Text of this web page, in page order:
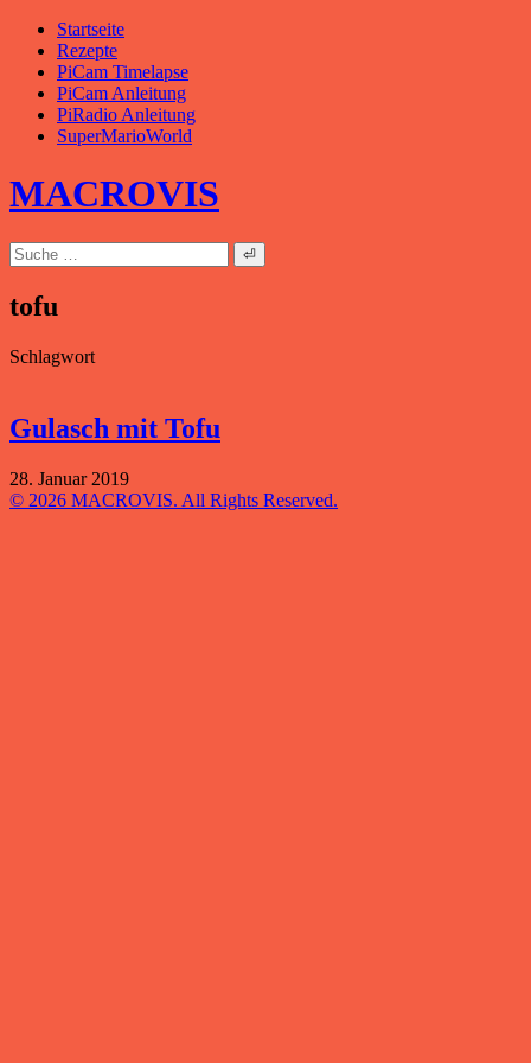
Zum
Inhalt
springen
Startseite
Rezepte
PiCam Timelapse
PiCam Anleitung
PiRadio Anleitung
SuperMarioWorld
MACROVIS
Suche
nach:
tofu
Schlagwort
Gulasch mit Tofu
28. Januar 2019
© 2026 MACROVIS. All Rights Reserved.